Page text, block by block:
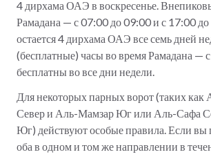
4 дирхама ОАЭ в воскресенье.
Рамадана — с 07:00 до 09:00 и с 17:00 до
остается 4 дирхама ОАЭ все семь дней
(бесплатные) часы во время Рамадана —
бесплатны во все дни недели.
Для некоторых парных ворот (таких
Север и Аль-Мамзар Юг или Аль-Сафа
Юг) действуют особые правила. Если вы
оба в одном и том же направлении в